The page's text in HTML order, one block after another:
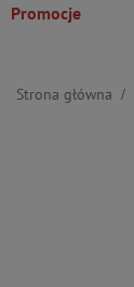
Promocje
Strona główna